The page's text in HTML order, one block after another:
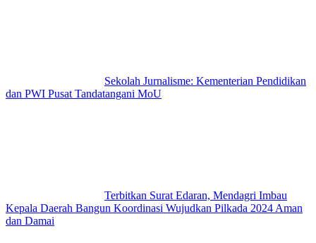
Sekolah Jurnalisme: Kementerian Pendidikan
dan PWI Pusat Tandatangani MoU
Terbitkan Surat Edaran, Mendagri Imbau
Kepala Daerah Bangun Koordinasi Wujudkan Pilkada 2024 Aman
dan Damai